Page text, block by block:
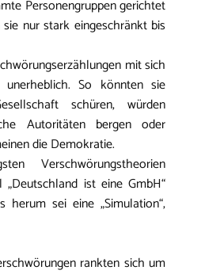
Personengruppen gerichtet
nur stark eingeschränkt bis
mit sich
So könnten sie
schüren, würden
Autoritäten bergen oder
die Demokratie.
Verschwörungstheorien
ist eine GmbH“
sei eine „Simulation“,
rankten sich um